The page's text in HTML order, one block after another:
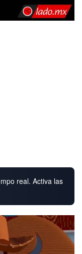
real. Activa las